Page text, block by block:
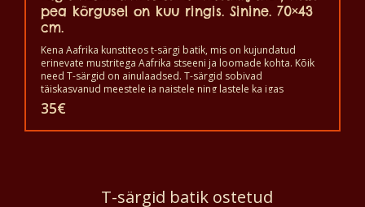
pea kõrgusel on kuu ringis. Sinine. 70×43
cm.
Kena Aafrika kunstiteos t-särgi batik, mis on kujundatud
erinevate mustritega Aafrika stseeni ja loomade kohta. Kõik
need T-särgid on ainulaadsed. T-särgid sobivad
täiskasvanud meestele ja naistele ning lastele ka igas
suuruses. T-särki võib pesta pesumasinas 40°C juures. Ja ei
anna värvi välja. T-särk on 100% puuvillane.
35€
T-särgid batik ostetud